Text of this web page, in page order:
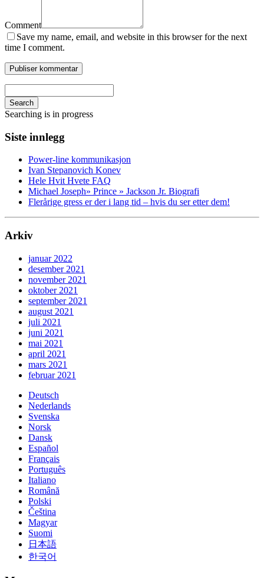
Comment
Save my name, email, and website in this browser for the next
time I comment.
Search
Searching is in progress
Siste innlegg
Power-line kommunikasjon
Ivan Stepanovich Konev
Hele Hvit Hvete FAQ
Michael Joseph» Prince » Jackson Jr. Biografi
Flerårige gress er der i lang tid – hvis du ser etter dem!
Arkiv
januar 2022
desember 2021
november 2021
oktober 2021
september 2021
august 2021
juli 2021
juni 2021
mai 2021
april 2021
mars 2021
februar 2021
Deutsch
Nederlands
Svenska
Norsk
Dansk
Español
Français
Português
Italiano
Română
Polski
Čeština
Magyar
Suomi
日本語
한국어